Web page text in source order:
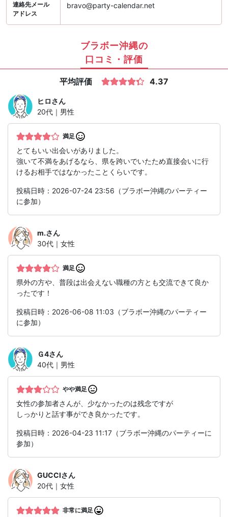
連絡先メール
アドレス
bravo@party-calendar.net
ブラボー沖縄の
口コミ・評価
平均評価 4.37
ヒロさん
20代｜男性
満足
とてもいい出会いがありました。
強いて不満をあげるなら、県を跨いでいたため直接会いに行
けるお相手ではなかったことくらいです。
投稿日時：2026-07-24 23:56（ブラボー沖縄のパーティー
に参加）
m.さん
30代｜女性
満足
県外の方や、普段は出会えない職種の方とも交流できて良か
ったです！
投稿日時：2026-06-08 11:03（ブラボー沖縄のパーティー
に参加）
Ｇ4さん
40代｜男性
やや満足
女性の参加者さんが、少なかったのは残念ですが
しっかりと話す事ができ良かったです。
投稿日時：2026-04-23 11:17（ブラボー沖縄のパーティーに
参加）
GUCCIさん
20代｜女性
非常に満足